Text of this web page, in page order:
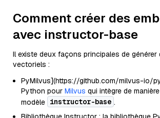
Comment créer des
avec instructor-base
Il existe deux façons principales de générer
vectoriels :
PyMilvus](https://github.com/milvus-io/
Python pour Milvus qui intègre de
modèle instructor-base .